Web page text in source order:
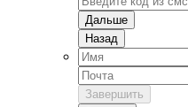
Дальше
Назад
Завершить